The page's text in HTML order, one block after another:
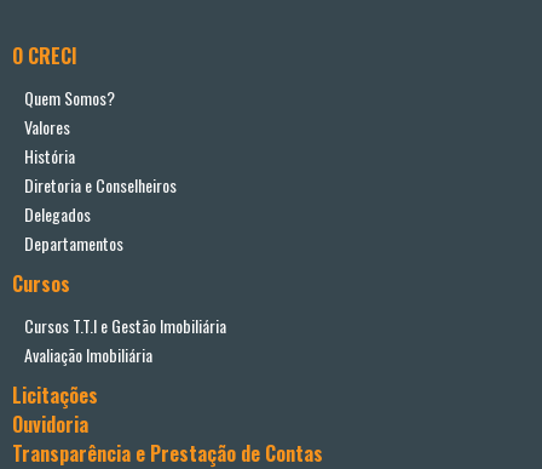
O CRECI
Quem Somos?
Valores
História
Diretoria e Conselheiros
Delegados
Departamentos
Cursos
Cursos T.T.I e Gestão Imobiliária
Avaliação Imobiliária
Licitações
Ouvidoria
Transparência e Prestação de Contas